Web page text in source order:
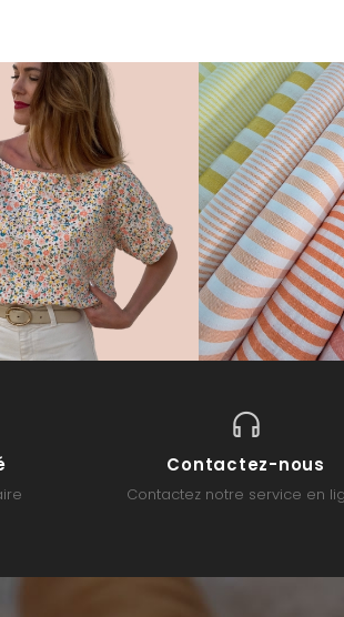
Contactez-nous
Contactez notre service en